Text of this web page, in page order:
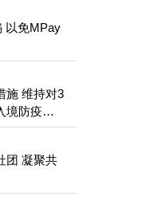
以免MPay
施 维持对3
境防疫措
团 凝聚共